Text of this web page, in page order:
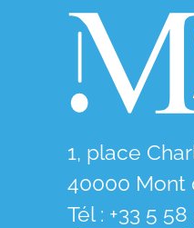
Bubble Bump
1, place
40000 Mont
Tél : +33 5